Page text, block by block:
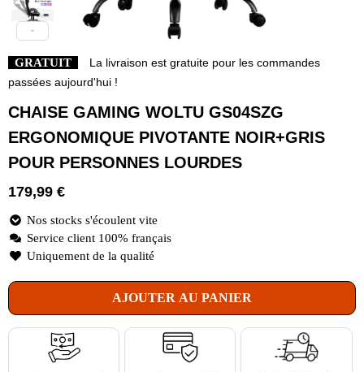
GRATUIT
La livraison est gratuite pour les commandes
passées aujourd'hui !
CHAISE GAMING WOLTU GS04SZG
ERGONOMIQUE PIVOTANTE NOIR+GRIS
POUR PERSONNES LOURDES
179,99 €
Nos stocks s'écoulent vite
Service client 100% français
Uniquement de la qualité
AJOUTER AU PANIER